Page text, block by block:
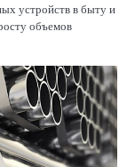
устройств в быту и
объемов